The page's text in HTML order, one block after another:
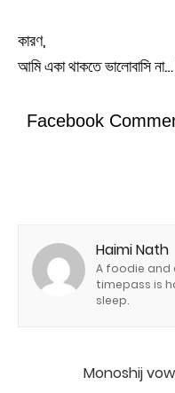
কারণ,
আমি একা থাকতে ভালোবাসি
Facebook
Haimi Nath
A foodie and
timepass is
sleep.
Monoshij